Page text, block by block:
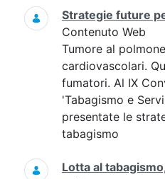
Strategie future
Contenuto Web
Tumore al
cardiovascolari.
fumatori. Al IX
'Tabagismo e
presentate le
tabagismo
Lotta al